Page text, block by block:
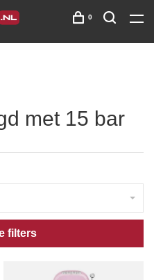
0
met 15 bar
filters